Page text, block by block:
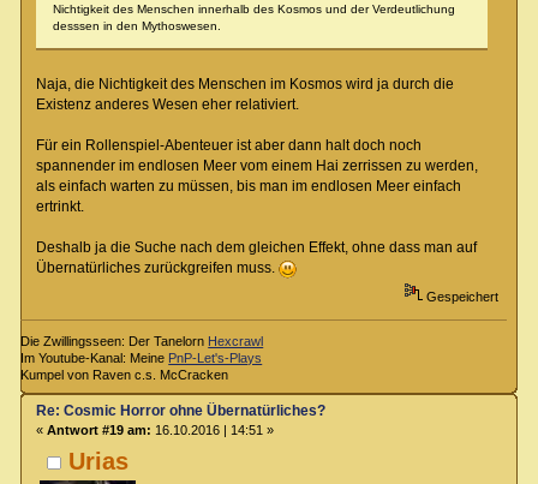
Nichtigkeit des Menschen innerhalb des Kosmos und der Verdeutlichung
desssen in den Mythoswesen.
Naja, die Nichtigkeit des Menschen im Kosmos wird ja durch die
Existenz anderes Wesen eher relativiert.
Für ein Rollenspiel-Abenteuer ist aber dann halt doch noch
spannender im endlosen Meer vom einem Hai zerrissen zu werden,
als einfach warten zu müssen, bis man im endlosen Meer einfach
ertrinkt.
Deshalb ja die Suche nach dem gleichen Effekt, ohne dass man auf
Übernatürliches zurückgreifen muss.
Gespeichert
Die Zwillingsseen: Der Tanelorn Hexcrawl
Im Youtube-Kanal: Meine PnP-Let's-Plays
Kumpel von Raven c.s. McCracken
Urias
Re: Cosmic Horror ohne Übernatürliches?
« Antwort #19 am: 16.10.2016 | 14:51 »